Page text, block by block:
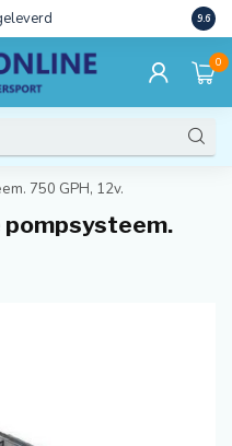
9.6
0
750 GPH, 12v.
pompsysteem.